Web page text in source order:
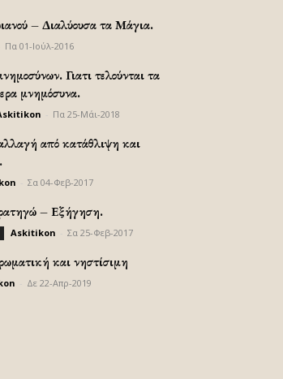
– Διαλύουσα τα Μάγια.
Πα 01-Ιούλ-2016
Γιατι τελούνται τα
μνημόσυνα.
Πα 25-Μάι-2018
από κατάθλιψη και
Σα 04-Φεβ-2017
– Εξήγηση.
Askitikon Σα 25-Φεβ-2017
και νηστίσιμη
Δε 22-Απρ-2019